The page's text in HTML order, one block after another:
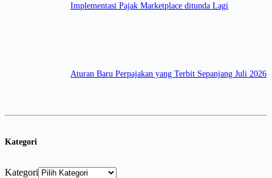
Implementasi Pajak Marketplace ditunda Lagi
Aturan Baru Perpajakan yang Terbit Sepanjang Juli 2026
Kategori
Kategori